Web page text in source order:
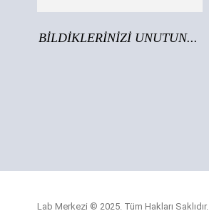
BİLDİKLERİNİZİ UNUTUN...
Lab Merkezi © 2025. Tüm Hakları Saklıdır.